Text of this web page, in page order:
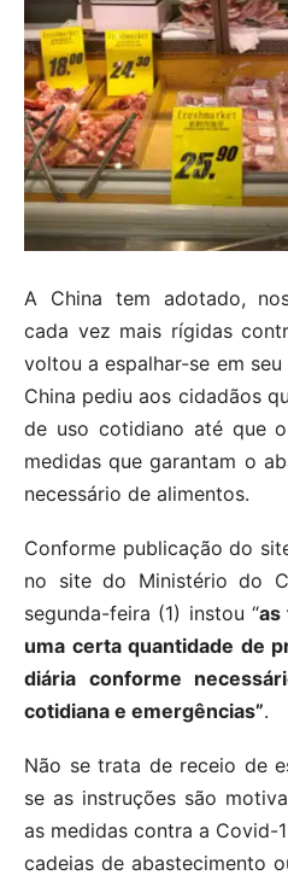
A China tem adotado,
cada vez mais rígidas
voltou a espalhar-se em
China pediu aos cidadãos
de uso cotidiano até que
medidas que garantam o
necessário de alimentos.
Conforme publicação do
no site do Ministério do
segunda-feira (1) instou “as
uma certa quantidade de
diária conforme
cotidiana e emergências”.
Não se trata de receio de
se as instruções são
as medidas contra a Covid-
cadeias de abastecimento